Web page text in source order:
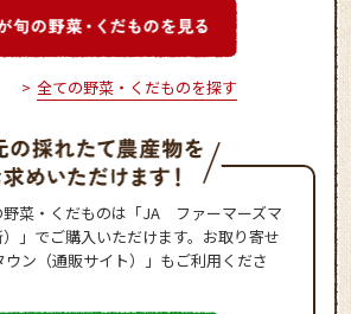
全ての野菜・くだものを探す
野菜・くだものは「JA ファーマーズマ
」でご購入いただけます。お取り寄せ
ン（通販サイト）」もご利用くださ